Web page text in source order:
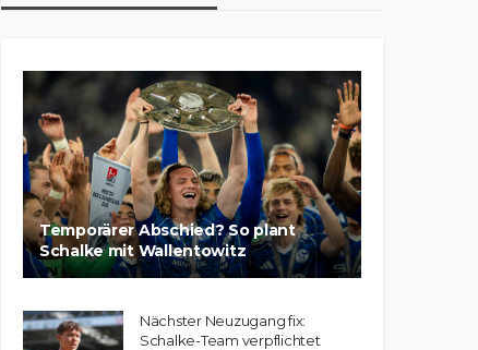
Temporärer Abschied? So plant
Schalke mit Wallentowitz
Nächster Neuzugang fix:
Schalke-Team verpflichtet